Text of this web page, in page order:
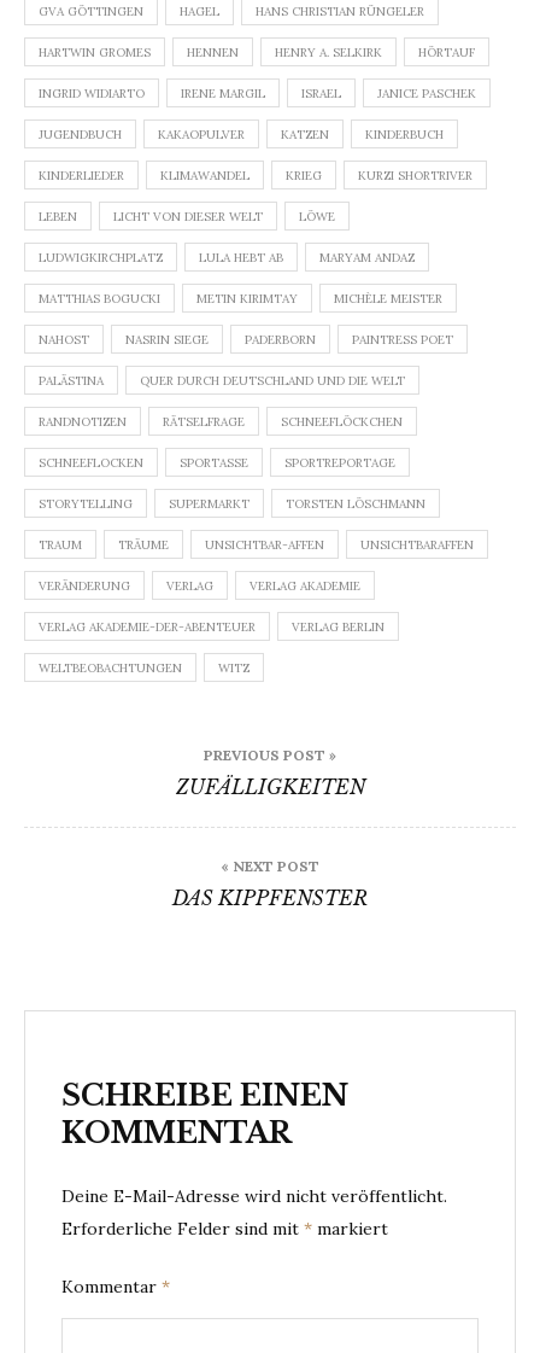
GVA GÖTTINGEN HAGEL HANS CHRISTIAN RÜNGELER
HARTWIN GROMES HENNEN HENRY A. SELKIRK HÖRTAUF
INGRID WIDIARTO IRENE MARGIL ISRAEL JANICE PASCHEK
JUGENDBUCH KAKAOPULVER KATZEN KINDERBUCH
KINDERLIEDER KLIMAWANDEL KRIEG KURZI SHORTRIVER
LEBEN LICHT VON DIESER WELT LÖWE
LUDWIGKIRCHPLATZ LULA HEBT AB MARYAM ANDAZ
MATTHIAS BOGUCKI METIN KIRIMTAY MICHÈLE MEISTER
NAHOST NASRIN SIEGE PADERBORN PAINTRESS POET
PALÄSTINA QUER DURCH DEUTSCHLAND UND DIE WELT
RANDNOTIZEN RÄTSELFRAGE SCHNEEFLÖCKCHEN
SCHNEEFLOCKEN SPORTASSE SPORTREPORTAGE
STORYTELLING SUPERMARKT TORSTEN LÖSCHMANN
TRAUM TRÄUME UNSICHTBAR-AFFEN UNSICHTBARAFFEN
VERÄNDERUNG VERLAG VERLAG AKADEMIE
VERLAG AKADEMIE-DER-ABENTEUER VERLAG BERLIN
WELTBEOBACHTUNGEN WITZ
PREVIOUS POST »
ZUFÄLLIGKEITEN
« NEXT POST
DAS KIPPFENSTER
SCHREIBE EINEN
KOMMENTAR
Deine E-Mail-Adresse wird nicht veröffentlicht.
Erforderliche Felder sind mit * markiert
Kommentar *